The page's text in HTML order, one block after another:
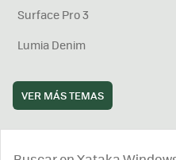
Surface Pro 3
Lumia Denim
VER MÁS TEMAS